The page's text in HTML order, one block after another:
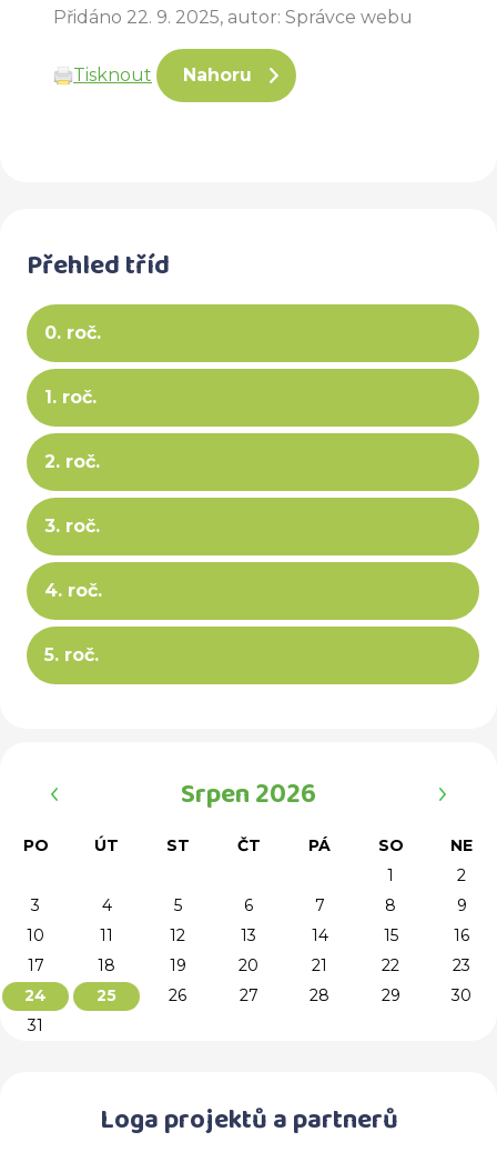
Přidáno 22. 9. 2025, autor: Správce webu
Tisknout Nahoru
Přehled tříd
0. roč.
1. roč.
2. roč.
3. roč.
4. roč.
5. roč.
Srpen 2026
PO ÚT ST ČT PÁ SO
NE
1
2
3
4 5 6 7 8
9
10
11 12 13 14 15
16
17
18 19 20 21 22
23
24
25 26 27 28 29
30
31
Loga projektů a partnerů